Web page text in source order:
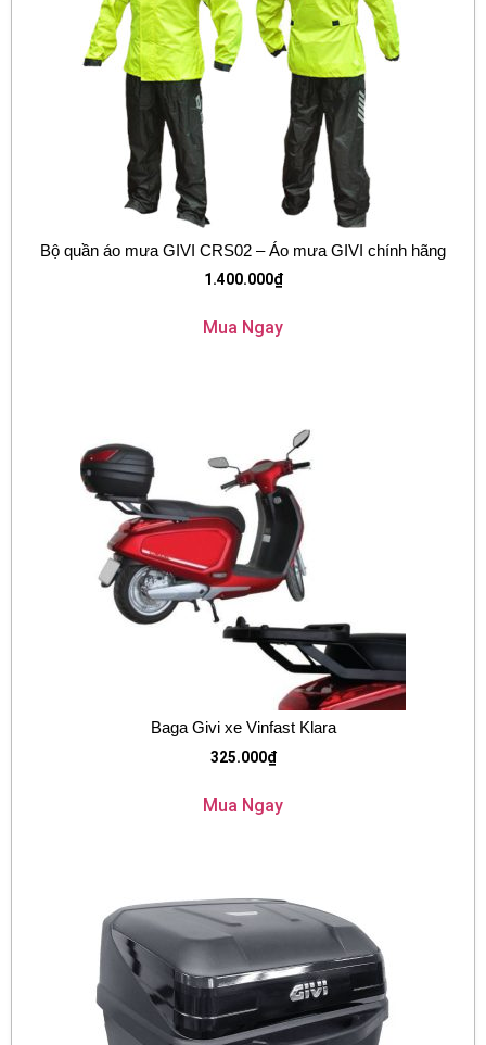
Bộ quần áo mưa GIVI CRS02 – Áo mưa GIVI chính hãng
1.400.000₫
Mua Ngay
Baga Givi xe Vinfast Klara
325.000₫
Mua Ngay